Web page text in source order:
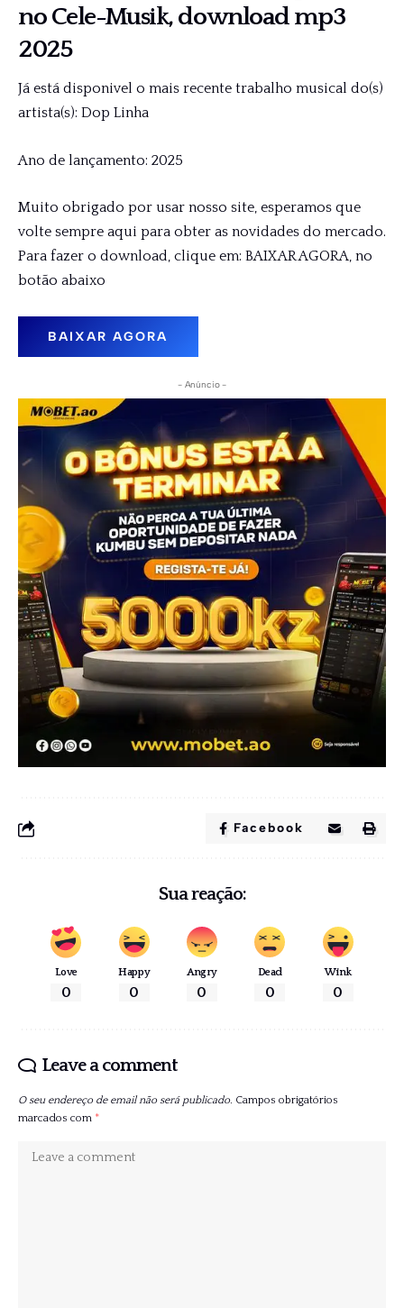
noCele-Musik, download mp3
2025
Já está disponivel o mais recente trabalho musical do(s)
artista(s): Dop Linha
Ano de lançamento: 2025
Muito obrigado por usar nosso site, esperamos que
volte sempre aqui para obter as novidades do mercado.
Para fazer o download, clique em: BAIXAR AGORA, no
botão abaixo
BAIXAR AGORA
- Anúncio -
Facebook
Sua reação:
Love
0
Happy
0
Angry
0
Dead
0
Wink
0
Leave a comment
O seu endereço de email não será publicado. Campos obrigatórios
marcados com *